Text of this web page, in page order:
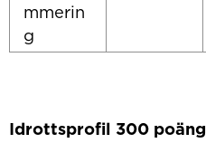
mmerin
g
Idrottsprofil 300 poäng